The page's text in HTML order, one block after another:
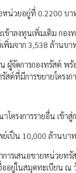
อหน่วยอยู่ที่ 0.2200
ข้าลงทุนเพิ่มเติม กอ
เพิ่มจาก 3,538 ล้านบ
ผู้จัดการกองทรัสต์ พ
ต์ที่มีการขยายโครงก
ครงการรายอื่น เข้า
เป็น 10,000 ล้านบา
ำการเสนอขายหน่วย
อยู่ในสมุดทะเบียน ณ